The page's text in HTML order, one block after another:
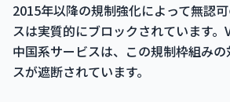
2015年以降の規制強化によって無認
スは実質的にブロックされています
中国系サービスは、この規制枠組み
スが遮断されています。